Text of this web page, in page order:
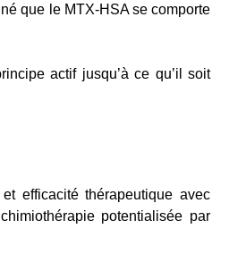
que le MTX-HSA se comporte
actif jusqu’à ce qu’il soit
efficacité thérapeutique avec
potentialisée par